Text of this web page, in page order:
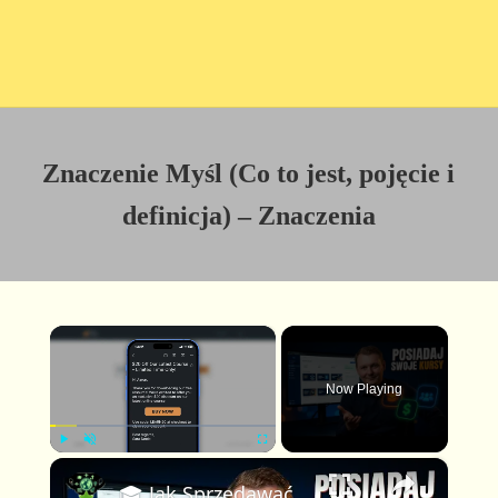
Znaczenie Myśl (Co to jest, pojęcie i
definicja) – Znaczenia
×
n u
Now Playing
×